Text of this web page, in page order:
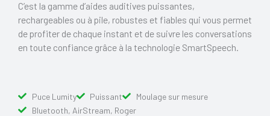
C’est la gamme d’aides auditives puissantes,
rechargeables ou à pile, robustes et fiables qui vous permet
de profiter de chaque instant et de suivre les conversations
en toute confiance grâce à la technologie SmartSpeech.
Puce Lumity Puissant
Moulage sur mesure
Bluetooth, AirStream, Roger